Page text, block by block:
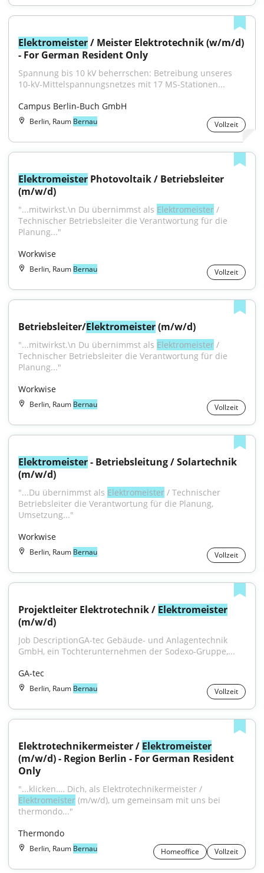
Elektromeister / Meister Elektrotechnik (w/m/d)
- For German Resident Only
Spannung bis 10 kV beherrschen: Betreibung unseres
10-kV-Mittelspannungsnetzes mit 17 MS-Stationen...
Campus Berlin-Buch GmbH
Berlin, Raum Bernau Vollzeit
Elektromeister Photovoltaik / Betriebsleiter
(m/w/d)
"...mitwirkst.\n Du übernimmst als Elektromeister /
Technischer Betriebsleiter die Verantwortung für die
Planung..."
Workwise
Berlin, Raum Bernau Vollzeit
Betriebsleiter/Elektromeister (m/w/d)
"...mitwirkst.\n Du übernimmst als Elektromeister /
Technischer Betriebsleiter die Verantwortung für die
Planung..."
Workwise
Berlin, Raum Bernau Vollzeit
Elektromeister - Betriebsleitung / Solartechnik
(m/w/d)
"...Du übernimmst als Elektromeister / Technischer
Betriebsleiter die Verantwortung für die Planung,
Umsetzung..."
Workwise
Berlin, Raum Bernau Vollzeit
Projektleiter Elektrotechnik / Elektromeister
(m/w/d)
Job DescriptionGA-tec Gebäude- und Anlagentechnik
GmbH, ein Tochterunternehmen der Sodexo-Gruppe,...
GA-tec
Berlin, Raum Bernau Vollzeit
Elektrotechnikermeister / Elektromeister
(m/w/d) - Region Berlin - For German Resident
Only
Elektromeister (m/w/d), um gemeinsam mit uns bei
thermondo..."
Thermondo
Berlin, Raum Bernau Homeoffice Vollzeit